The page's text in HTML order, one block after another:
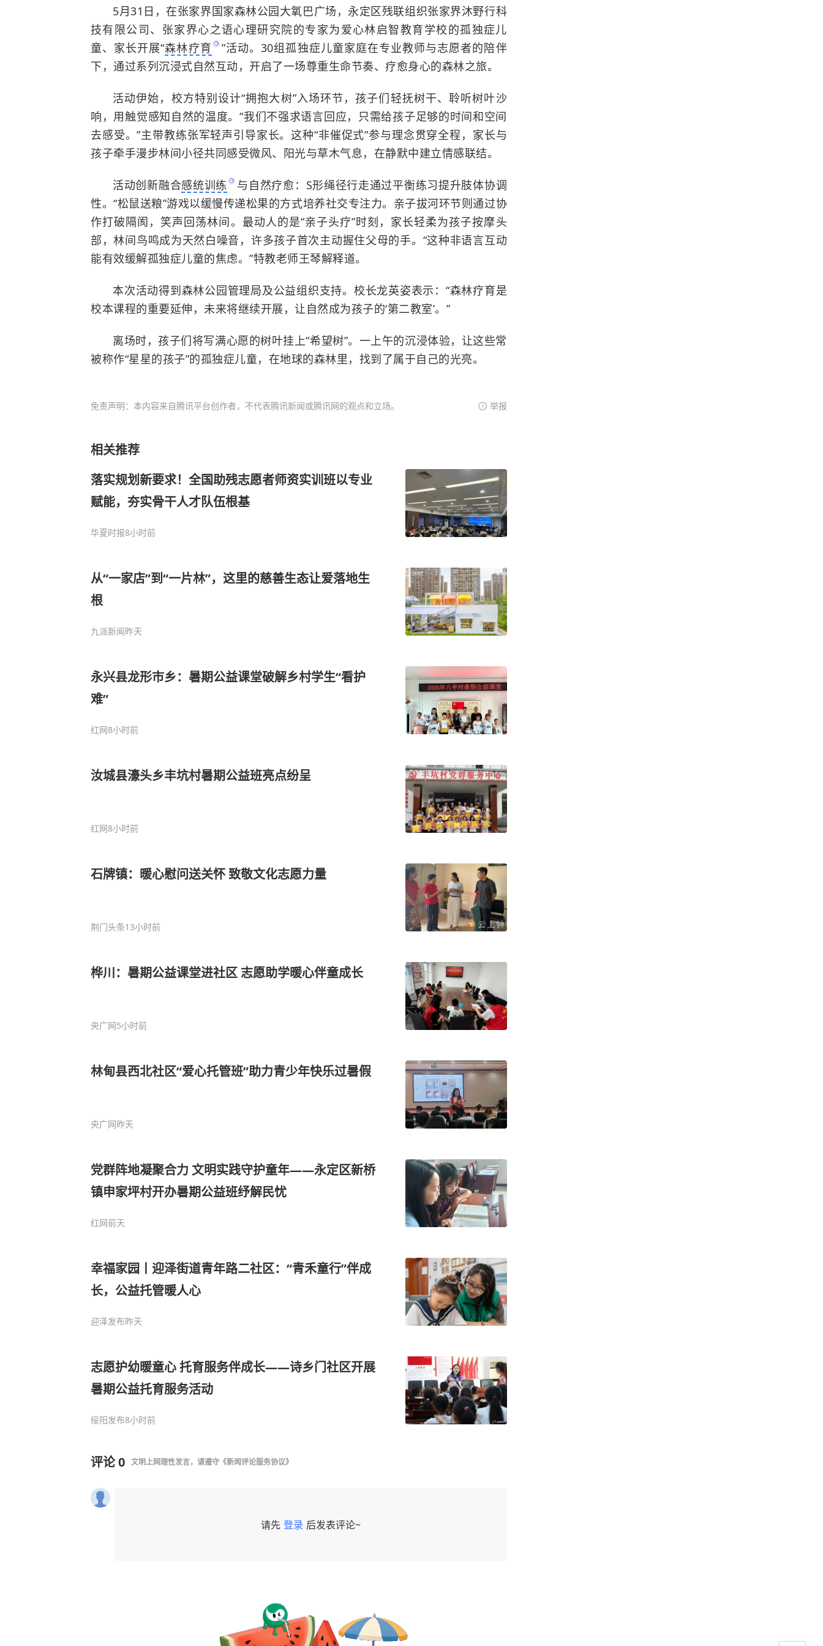
5月31日，在张家界国家森林公园大氧巴广场，永定区残联组织张家界沐野行科
技有限公司、张家界心之语心理研究院的专家为爱心林启智教育学校的孤独症儿
童、家长开展“森林疗育
”活动。30组孤独症儿童家庭在专业教师与志愿者的陪伴
下，通过系列沉浸式自然互动，开启了一场尊重生命节奏、疗愈身心的森林之旅。
活动伊始，校方特别设计“拥抱大树”入场环节，孩子们轻抚树干、聆听树叶沙
响，用触觉感知自然的温度。“我们不强求语言回应，只需给孩子足够的时间和空间
去感受。”主带教练张军轻声引导家长。这种“非催促式”参与理念贯穿全程，家长与
孩子牵手漫步林间小径共同感受微风、阳光与草木气息，在静默中建立情感联结。
活动创新融合感统训练
与自然疗愈：S形绳径行走通过平衡练习提升肢体协调
性。“松鼠送粮”游戏以缓慢传递松果的方式培养社交专注力。亲子拔河环节则通过协
作打破隔阂，笑声回荡林间。最动人的是“亲子头疗”时刻，家长轻柔为孩子按摩头
部，林间鸟鸣成为天然白噪音，许多孩子首次主动握住父母的手。“这种非语言互动
能有效缓解孤独症儿童的焦虑。”特教老师王琴解释道。
本次活动得到森林公园管理局及公益组织支持。校长龙英姿表示：“森林疗育是
校本课程的重要延伸，未来将继续开展，让自然成为孩子的‘第二教室’。”
离场时，孩子们将写满心愿的树叶挂上“希望树”。一上午的沉浸体验，让这些常
被称作“星星的孩子”的孤独症儿童，在地球的森林里，找到了属于自己的光亮。
免责声明：本内容来自腾讯平台创作者，不代表腾讯新闻或腾讯网的观点和立场。 举报
相关推荐
落实规划新要求！全国助残志愿者师资实训班以专业
赋能，夯实骨干人才队伍根基
华夏时报8小时前
从“一家店”到“一片林”，这里的慈善生态让爱落地生
根
九派新闻昨天
永兴县龙形市乡：暑期公益课堂破解乡村学生“看护
难”
红网8小时前
汝城县濠头乡丰坑村暑期公益班亮点纷呈
红网8小时前
石牌镇：暖心慰问送关怀 致敬文化志愿力量
荆门头条13小时前
桦川：暑期公益课堂进社区 志愿助学暖心伴童成长
央广网5小时前
林甸县西北社区“爱心托管班”助力青少年快乐过暑假
央广网昨天
党群阵地凝聚合力 文明实践守护童年——永定区新桥
镇申家坪村开办暑期公益班纾解民忧
红网前天
幸福家园丨迎泽街道青年路二社区：“青禾童行”伴成
长，公益托管暖人心
迎泽发布昨天
志愿护幼暖童心 托育服务伴成长——诗乡门社区开展
暑期公益托育服务活动
绥阳发布8小时前
评论0 文明上网理性发言，请遵守 《新闻评论服务协议》
请先 登录 后发表评论~